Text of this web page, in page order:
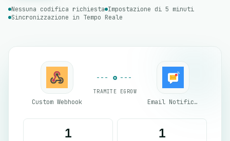
Nessuna codifica richiesta Impostazione di 5 minuti
Sincronizzazione in Tempo Reale
Custom Webhook
TRAMITE EGROW
Email Notifications by eGrow
1 1